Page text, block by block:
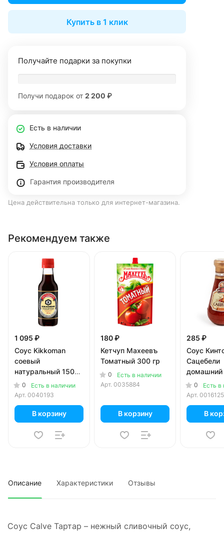
Купить в 1 клик
Получайте подарки за покупки
Получи подарок от 2 200 ₽
Есть в наличии
Условия доставки
Условия оплаты
Гарантия производителя
Цена действительна только для интернет-магазина.
Рекомендуем также
1 095 ₽
Соус Kikkoman
соевый
натуральный 150
мл0
Есть в наличии
Арт. 0040193
В корзину
180 ₽
Кетчуп Махеевъ
Томатный 300 гр
0
Есть в наличии
Арт. 0035884
В корзину
285 ₽
Соус
Сацебели
домашний
0
Есть в
Арт. 0016125
В
Описание Характеристики Отзывы
Соус Calve Тартар – нежный сливочный соус,